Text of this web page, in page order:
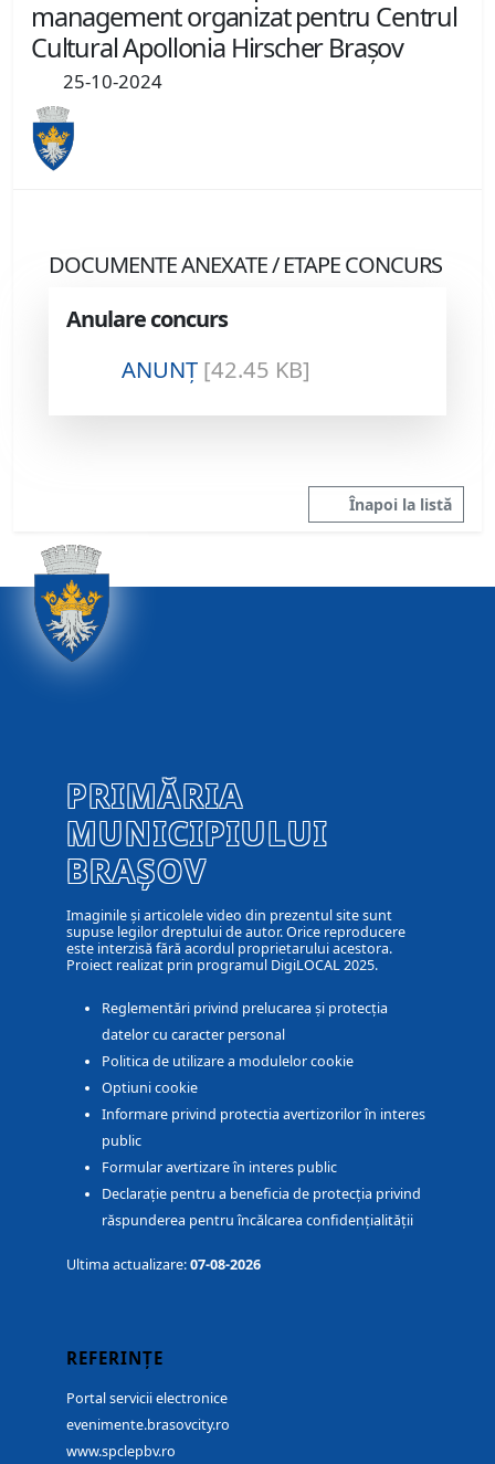
management organizat pentru Centrul
Cultural Apollonia Hirscher Braşov
25-10-2024
DOCUMENTE ANEXATE / ETAPE CONCURS
Anulare concurs
ANUNŢ [42.45 KB]
Înapoi la listă
PRIMĂRIA
MUNICIPIULUI
BRAȘOV
Imaginile și articolele video din prezentul site sunt
supuse legilor dreptului de autor. Orice reproducere
este interzisă fără acordul proprietarului acestora.
Proiect realizat prin programul DigiLOCAL 2025.
Reglementări privind prelucarea și protecția
datelor cu caracter personal
Politica de utilizare a modulelor cookie
Optiuni cookie
Informare privind protectia avertizorilor în interes
public
Formular avertizare în interes public
Declarație pentru a beneficia de protecția privind
răspunderea pentru încălcarea confidențialității
Ultima actualizare:07-08-2026
REFERINȚE
Portal servicii electronice
evenimente.brasovcity.ro
www.spclepbv.ro